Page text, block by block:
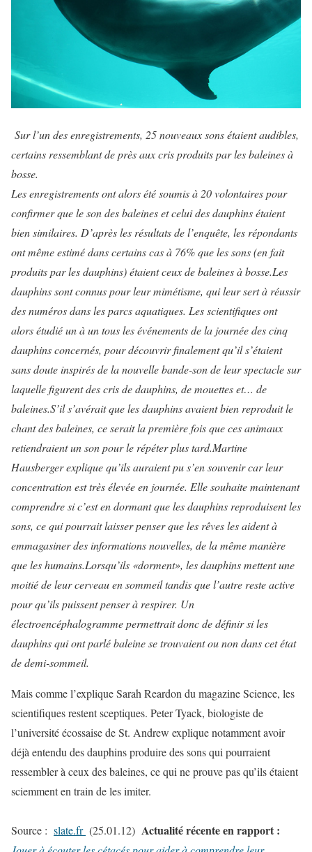
Sur l’un des enregistrements, 25 nouveaux sons étaient audibles,
certains ressemblant de près aux cris produits par les baleines à
bosse.
Les enregistrements ont alors été soumis à 20 volontaires pour
confirmer que le son des baleines et celui des dauphins étaient
bien similaires. D’après les résultats de l’enquête, les répondants
ont même estimé dans certains cas à 76% que les sons (en fait
produits par les dauphins) étaient ceux de baleines à bosse.Les
dauphins sont connus pour leur mimétisme, qui leur sert à réussir
des numéros dans les parcs aquatiques. Les scientifiques ont
alors étudié un à un tous les événements de la journée des cinq
dauphins concernés, pour découvrir finalement qu’il s’étaient
sans doute inspirés de la nouvelle bande-son de leur spectacle sur
laquelle figurent des cris de dauphins, de mouettes et… de
baleines.S’il s’avérait que les dauphins avaient bien reproduit le
chant des baleines, ce serait la première fois que ces animaux
retiendraient un son pour le répéter plus tard.Martine
Hausberger explique qu’ils auraient pu s’en souvenir car leur
concentration est très élevée en journée. Elle souhaite maintenant
comprendre si c’est en dormant que les dauphins reproduisent les
sons, ce qui pourrait laisser penser que les rêves les aident à
emmagasiner des informations nouvelles, de la même manière
que les humains.Lorsqu’ils «dorment», les dauphins mettent une
moitié de leur cerveau en sommeil tandis que l’autre reste active
pour qu’ils puissent penser à respirer. Un
électroencéphalogramme permettrait donc de définir si les
dauphins qui ont parlé baleine se trouvaient ou non dans cet état
de demi-sommeil.
Mais comme l’explique Sarah Reardon du magazine Science, les
scientifiques restent sceptiques. Peter Tyack, biologiste de
l’université écossaise de St. Andrew explique notamment avoir
déjà entendu des dauphins produire des sons qui pourraient
ressembler à ceux des baleines, ce qui ne prouve pas qu’ils étaient
sciemment en train de les imiter.
Source : slate.fr (25.01.12) Actualité récente en rapport :